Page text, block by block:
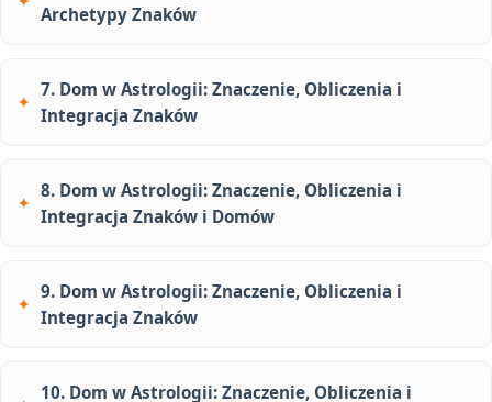
Archetypy Znaków
7. Dom w Astrologii: Znaczenie, Obliczenia i
Integracja Znaków
8. Dom w Astrologii: Znaczenie, Obliczenia i
Integracja Znaków i Domów
9. Dom w Astrologii: Znaczenie, Obliczenia i
Integracja Znaków
10. Dom w Astrologii: Znaczenie, Obliczenia i